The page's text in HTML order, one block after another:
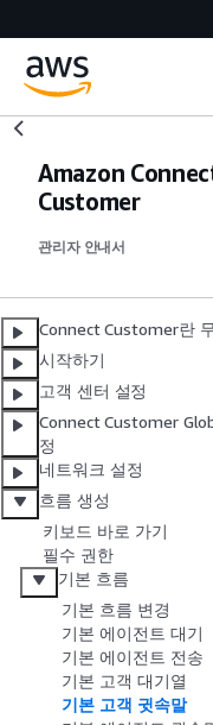
Amazon
Customer
관리자 안내서
Connect Customer란
시작하기
고객 센터 설정
Connect Customer
정
네트워크 설정
흐름 생성
키보드 바로 가기
필수 권한
기본 흐름
기본 흐름 변경
기본 에이전트 대기
기본 에이전트 전송
기본 고객 대기열
기본 고객 귓속말